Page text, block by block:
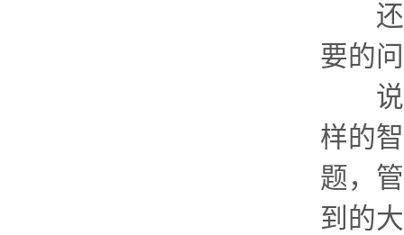
还有
要的
说实
样的
题，
到的